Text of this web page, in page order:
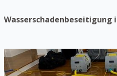
Wasserschadenbeseitigung